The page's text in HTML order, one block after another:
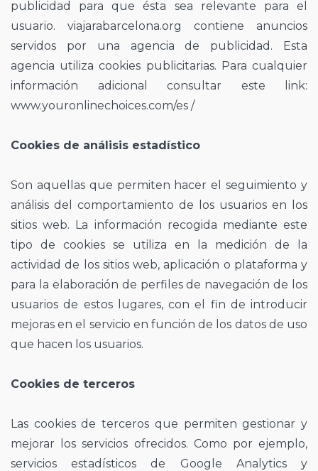
publicidad para que ésta sea relevante para el
usuario. viajarabarcelona.org contiene anuncios
servidos por una agencia de publicidad. Esta
agencia utiliza cookies publicitarias. Para cualquier
información adicional consultar este link:
www.youronlinechoices.com/es /
Cookies de análisis estadístico
Son aquellas que permiten hacer el seguimiento y
análisis del comportamiento de los usuarios en los
sitios web. La información recogida mediante este
tipo de cookies se utiliza en la medición de la
actividad de los sitios web, aplicación o plataforma y
para la elaboración de perfiles de navegación de los
usuarios de estos lugares, con el fin de introducir
mejoras en el servicio en función de los datos de uso
que hacen los usuarios.
Cookies de terceros
Las cookies de terceros que permiten gestionar y
mejorar los servicios ofrecidos. Como por ejemplo,
servicios estadísticos de Google Analytics y